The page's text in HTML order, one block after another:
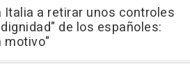
Italia a retirar unos controles
de los españoles:
motivo"